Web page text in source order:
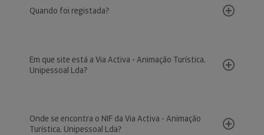
Quando foi registada?
Em que site está a Via Activa - Animação Turística,
Unipessoal Lda?
Onde se encontra o NIF da Via Activa - Animação
Turística, Unipessoal Lda?